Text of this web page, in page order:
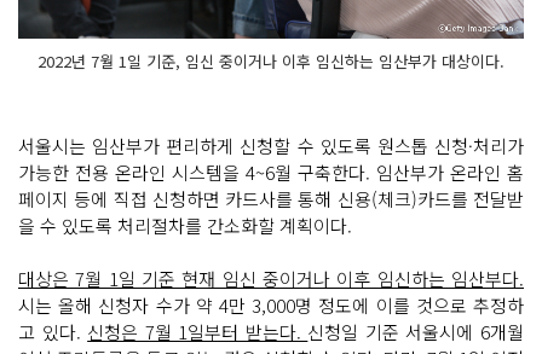
2022년 7월 1일 기준, 임신 중이거나 이후 임신하는 임산부가 대상이다.
서울시는 임산부가 편리하게 신청할 수 있도록 원스톱 신청·처리가
가능한 전용 온라인 시스템을 4~6월 구축한다. 임산부가 온라인 홈
페이지 등에 직접 신청하면 카드사를 통해 신용(체크)카드를 전달받
을 수 있도록 처리절차를 간소화할 계획이다.
대상은 7월 1일 기준 현재 임신 중이거나 이후 임신하는 임산부다.
시는 올해 신청자 수가 약 4만 3,000명 정도에 이를 것으로 추정하
고 있다. 신청은 7월 1일부터 받는다. 신청일 기준 서울시에 6개월